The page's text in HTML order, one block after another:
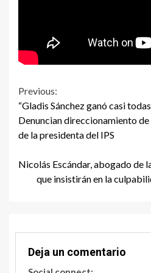
Continue
Reading
Previous:
“Gladis Sánchez ganó casi
Denuncian direccionamiento
de la presidenta del IPS
Nicolás Escándar, abogado de
que insistirán en la
Deja un comentario